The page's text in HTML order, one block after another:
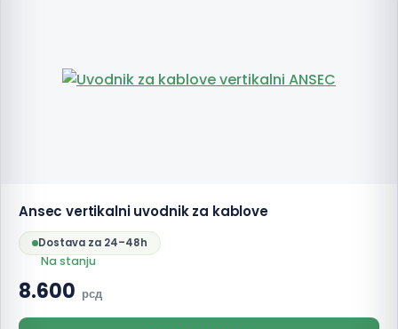
Ansec vertikalni uvodnik za kablove
Dostava za 24–48h
Na stanju
8.600 рсд